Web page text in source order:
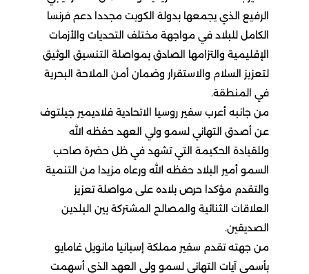
الرفيع الذي يجمعها بدولة الكويت مجددا دعم فرنسا
الكامل للبلاد في مواجهة مختلف التحديات والأزمات
الإقليمية والتزامها الصادق بمواصلة التنسيق الوثيق
لتعزيز السلام والاستقرار وضمان أمن الملاحة البحرية
في المنطقة.
من جانبه أعرب سفير روسيا الاتحادية فلاديمير جيلتوف
عن أصدق التهاني لسمو ولي العهد حفظه الله
وللقيادة الحكيمة التي تشهد في ظل حضرة صاحب
السمو أمير البلاد حفظه الله ورعاه مزيدا من التنمية
والتقدم مؤكدا حرص بلاده على مواصلة تعزيز
العلاقات الثنائية والمصالح المشتركة بين البلدين
الصديقين.
من جهته تقدم سفير مملكة إسبانيا مانويل غامايو
بأسمى آيات التهاني لسمو ولي العهد الذي أسهمت